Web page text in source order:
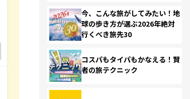
今、こんな旅がしてみたい！地
球の歩き方が選ぶ2026年絶対
行くべき旅先30
コスパもタイパもかなえる！賢
者の旅テクニック